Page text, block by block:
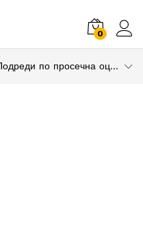
0
Подреди по просечна оцена